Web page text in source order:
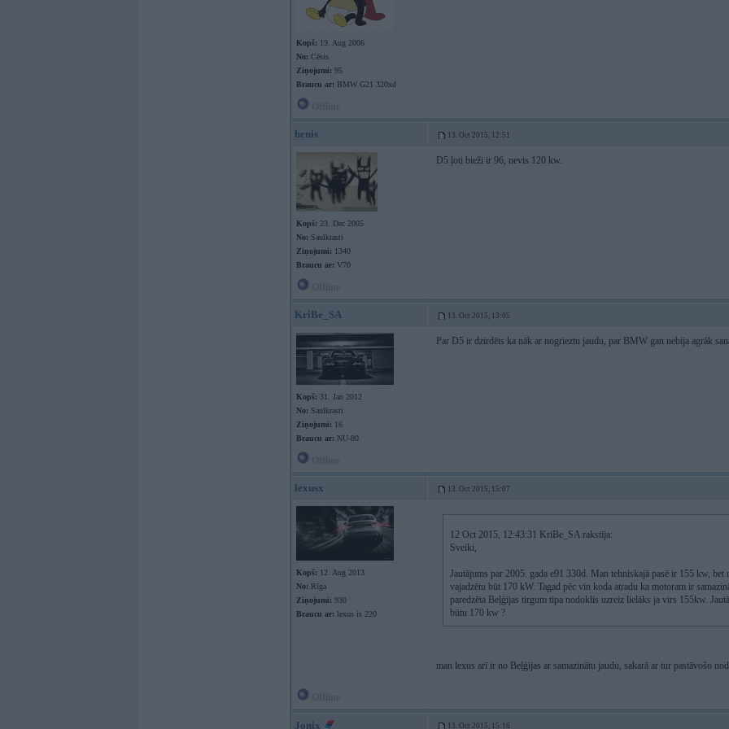
Kopš: 19. Aug 2006
No: Cēsis
Ziņojumi: 95
Braucu ar: BMW G21 320xd
henis 13. Oct 2015, 12:51
Kopš: 23. Dec 2005
No: Saulkrasti
Ziņojumi: 1340
Braucu ar: V70
D5 ļoti bieži ir 96, nevis 120 kw.
KriBe_SA 13. Oct 2015, 13:05
Kopš: 31. Jan 2012
No: Saulkrasti
Ziņojumi: 16
Braucu ar: NU-80
Par D5 ir dzirdēts ka nāk ar nogrieztu jaudu, par BMW gan nebija agrāk
lexusx 13. Oct 2015, 15:07
Kopš: 12. Aug 2013
No: Rīga
Ziņojumi: 930
Braucu ar: lexus is 220
12 Oct 2015, 12:43:31 KriBe_SA rakstīja:
Sveiki,
Jautājums par 2005. gada e91 330d. Man tehniskajā pasē ir 155 kw,
vajadzētu būt 170 kW. Tagad pēc vin koda atradu ka motoram ir
paredzēta Beļģijas tirgum tipa nodoklis uzreiz lielāks ja virs 155kw.
būtu 170 kw ?
man lexus arī ir no Beļģijas ar samazinātu jaudu, sakarā ar tur pastāvošo
Jonix 13. Oct 2015, 15:16